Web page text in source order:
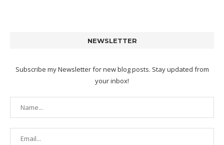
NEWSLETTER
Subscribe my Newsletter for new blog posts. Stay updated from
your inbox!